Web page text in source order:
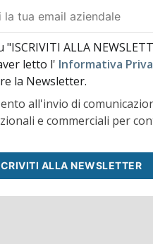
"ISCRIVITI ALLA
letto l' Informativa
la Newsletter.
all'invio di
e commerciali per
ALLA NEWSLETTER